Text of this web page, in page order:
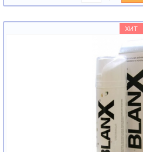
ХИТ